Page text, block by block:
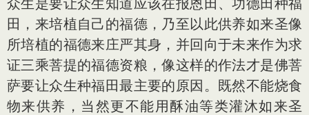
众生是要让众生知道应该在报恩田、功德田种福
田，来培植自己的福德，乃至以此供养如来圣像
所培植的福德来庄严其身，并回向于未来作为求
证三乘菩提的福德资粮，像这样的作法才是佛菩
萨要让众生种福田最主要的原因。既然不能烧食
物来供养，当然更不能用酥油等类灌沐如来圣